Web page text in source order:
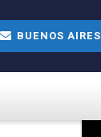
BUENOS AIRES